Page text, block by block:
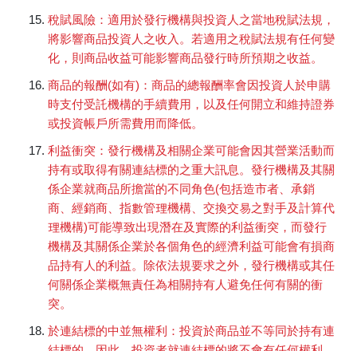
稅賦風險：適用於發行機構與投資人之當地稅賦法規，
將影響商品投資人之收入。若適用之稅賦法規有任何變
化，則商品收益可能影響商品發行時所預期之收益。
商品的報酬(如有)：商品的總報酬率會因投資人於申購
時支付受託機構的手續費用，以及任何開立和維持證券
或投資帳戶所需費用而降低。
利益衝突：發行機構及相關企業可能會因其營業活動而
持有或取得有關連結標的之重大訊息。發行機構及其關
係企業就商品所擔當的不同角色(包括造市者、承銷
商、經銷商、指數管理機構、交換交易之對手及計算代
理機構)可能導致出現潛在及實際的利益衝突，而發行
機構及其關係企業於各個角色的經濟利益可能會有損商
品持有人的利益。除依法規要求之外，發行機構或其任
何關係企業概無責任為相關持有人避免任何有關的衝
突。
於連結標的中並無權利：投資於商品並不等同於持有連